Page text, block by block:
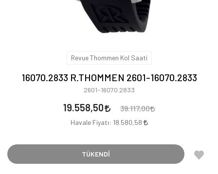
Revue Thommen Kol Saati
16070.2833 R.THOMMEN 2601-16070.2833
2601-16070.2833
19.558,50 39.117,00
Havale Fiyatı: 18.580,58
TÜKENDİ